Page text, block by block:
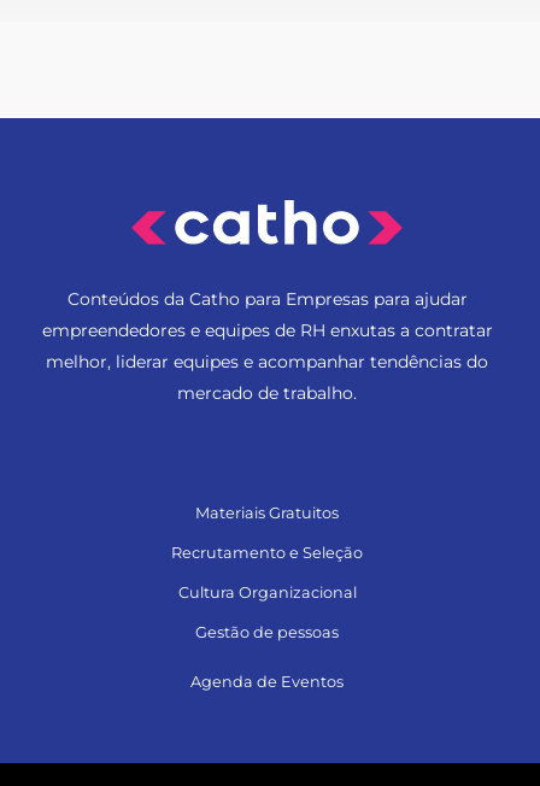
Conteúdos da Catho para Empresas para ajudar
empreendedores e equipes de RH enxutas a contratar
melhor, liderar equipes e acompanhar tendências do
mercado de trabalho.
Materiais Gratuitos
Recrutamento e Seleção
Cultura Organizacional
Gestão de pessoas
Agenda de Eventos